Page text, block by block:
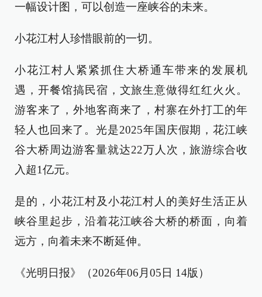
一幅设计图，可以创造一座峡谷的未来。
小花江村人珍惜眼前的一切。
小花江村人紧紧抓住大桥通车带来的发展机
遇，开餐馆搞民宿，文旅生意做得红红火火。
游客来了，外地客商来了，村寨在外打工的年
轻人也回来了。光是2025年国庆假期，花江峡
谷大桥周边游客量就达22万人次，旅游综合收
入超1亿元。
是的，小花江村及小花江村人的美好生活正从
峡谷里起步，沿着花江峡谷大桥的桥面，向着
远方，向着未来不断延伸。
《光明日报》（2026年06月05日 14版）